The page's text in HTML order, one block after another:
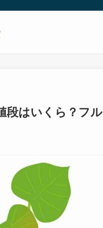
段はいくら？フ